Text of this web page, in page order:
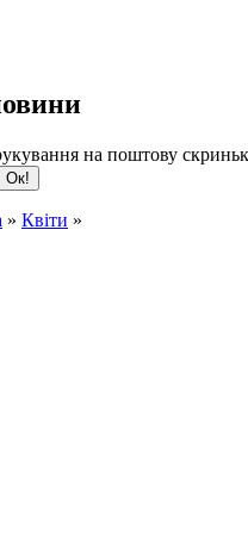
на поштову
» Квіти »